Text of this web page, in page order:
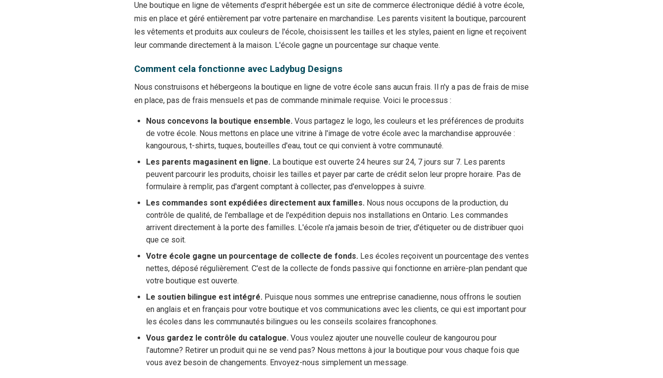
Une boutique en ligne de vêtements d'esprit hébergée est un site de commerce électronique dédié à votre école,
mis en place et géré entièrement par votre partenaire en marchandise. Les parents visitent la boutique, parcourent
les vêtements et produits aux couleurs de l'école, choisissent les tailles et les styles, paient en ligne et reçoivent
leur commande directement à la maison. L'école gagne un pourcentage sur chaque vente.
Comment cela fonctionne avec Ladybug Designs
Nous construisons et hébergeons la boutique en ligne de votre école sans aucun frais. Il n'y a pas de frais de mise
en place, pas de frais mensuels et pas de commande minimale requise. Voici le processus :
Nous concevons la boutique ensemble. Vous partagez le logo, les couleurs et les préférences de produits
de votre école. Nous mettons en place une vitrine à l'image de votre école avec la marchandise approuvée :
kangourous, t-shirts, tuques, bouteilles d'eau, tout ce qui convient à votre communauté.
Les parents magasinent en ligne. La boutique est ouverte 24 heures sur 24, 7 jours sur 7. Les parents
peuvent parcourir les produits, choisir les tailles et payer par carte de crédit selon leur propre horaire. Pas de
formulaire à remplir, pas d'argent comptant à collecter, pas d'enveloppes à suivre.
Les commandes sont expédiées directement aux familles. Nous nous occupons de la production, du
contrôle de qualité, de l'emballage et de l'expédition depuis nos installations en Ontario. Les commandes
arrivent directement à la porte des familles. L'école n'a jamais besoin de trier, d'étiqueter ou de distribuer quoi
que ce soit.
Votre école gagne un pourcentage de collecte de fonds. Les écoles reçoivent un pourcentage des ventes
nettes, déposé régulièrement. C'est de la collecte de fonds passive qui fonctionne en arrière-plan pendant que
votre boutique est ouverte.
Le soutien bilingue est intégré. Puisque nous sommes une entreprise canadienne, nous offrons le soutien
en anglais et en français pour votre boutique et vos communications avec les clients, ce qui est important pour
les écoles dans les communautés bilingues ou les conseils scolaires francophones.
Vous gardez le contrôle du catalogue. Vous voulez ajouter une nouvelle couleur de kangourou pour
l'automne? Retirer un produit qui ne se vend pas? Nous mettons à jour la boutique pour vous chaque fois que
vous avez besoin de changements. Envoyez-nous simplement un message.